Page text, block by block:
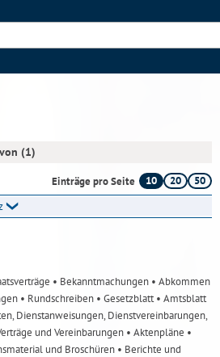
(1)
Einträge pro Seite 10 20
50
• Bekanntmachungen • Abkommen
• Rundschreiben • Gesetzblatt• Amtsblatt
Dienstanweisungen, Dienstvereinbarungen,
und Vereinbarungen • Aktenpläne •
und Broschüren • Berichte und